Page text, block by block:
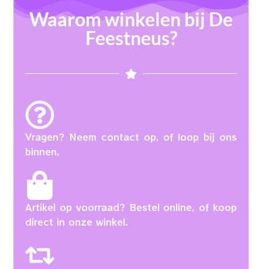
Waarom winkelen bij De
Feestneus?
Vragen? Neem contact op, of loop bij ons
binnen.
Artikel op voorraad? Bestel online, of koop
direct in onze winkel.